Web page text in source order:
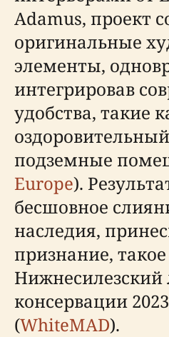
Adamus, проект
оригинальные
элементы,
интегрировав
удобства, такие
подземные
Europe).
бесшовное
наследия,
признание,
Нижнесилезский
консервации
(WhiteMAD).